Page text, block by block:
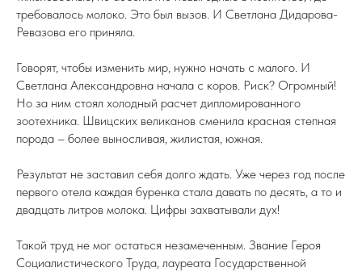
требовалось молоко. Это был вызов. И Светлана Дидарова-
Ревазова его приняла.
Говорят, чтобы изменить мир, нужно начать с малого. И
Светлана Александровна начала с коров. Риск? Огромный!
Но за ним стоял холодный расчет дипломированного
зоотехника. Швицских великанов сменила красная степная
порода – более выносливая, жилистая, южная.
Результат не заставил себя долго ждать. Уже через год после
первого отела каждая буренка стала давать по десять, а то и
двадцать литров молока. Цифры захватывали дух!
Такой труд не мог остаться незамеченным. Звание Героя
Социалистического Труда, лауреата Государственной